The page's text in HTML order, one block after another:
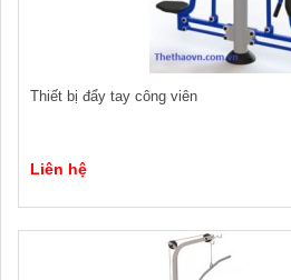
Thiết bị đẩy tay công viên
Liên hệ